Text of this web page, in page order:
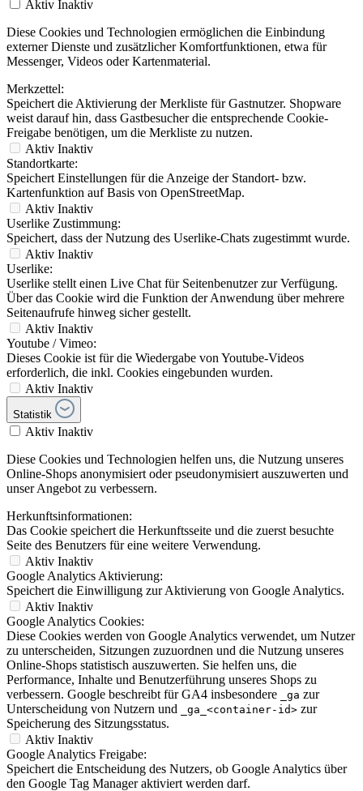
Aktiv Inaktiv
Diese Cookies und Technologien ermöglichen die Einbindung
externer Dienste und zusätzlicher Komfortfunktionen, etwa für
Messenger, Videos oder Kartenmaterial.
Merkzettel:
Speichert die Aktivierung der Merkliste für Gastnutzer. Shopware
weist darauf hin, dass Gastbesucher die entsprechende Cookie-
Freigabe benötigen, um die Merkliste zu nutzen.
Aktiv Inaktiv
Standortkarte:
Speichert Einstellungen für die Anzeige der Standort- bzw.
Kartenfunktion auf Basis von OpenStreetMap.
Aktiv Inaktiv
Userlike Zustimmung:
Speichert, dass der Nutzung des Userlike-Chats zugestimmt wurde.
Aktiv Inaktiv
Userlike:
Userlike stellt einen Live Chat für Seitenbenutzer zur Verfügung.
Über das Cookie wird die Funktion der Anwendung über mehrere
Seitenaufrufe hinweg sicher gestellt.
Aktiv Inaktiv
Youtube / Vimeo:
Dieses Cookie ist für die Wiedergabe von Youtube-Videos
erforderlich, die inkl. Cookies eingebunden wurden.
Aktiv Inaktiv
Statistik
Aktiv Inaktiv
Diese Cookies und Technologien helfen uns, die Nutzung unseres
Online-Shops anonymisiert oder pseudonymisiert auszuwerten und
unser Angebot zu verbessern.
Herkunftsinformationen:
Das Cookie speichert die Herkunftsseite und die zuerst besuchte
Seite des Benutzers für eine weitere Verwendung.
Aktiv Inaktiv
Google Analytics Aktivierung:
Speichert die Einwilligung zur Aktivierung von Google Analytics.
Aktiv Inaktiv
Google Analytics Cookies:
Diese Cookies werden von Google Analytics verwendet, um Nutzer
zu unterscheiden, Sitzungen zuzuordnen und die Nutzung unseres
Online-Shops statistisch auszuwerten. Sie helfen uns, die
Performance, Inhalte und Benutzerführung unseres Shops zu
verbessern. Google beschreibt für GA4 insbesondere
_ga zur
Unterscheidung von Nutzern und
_ga_<container-id> zur
Speicherung des Sitzungsstatus.
Aktiv Inaktiv
Google Analytics Freigabe:
Speichert die Entscheidung des Nutzers, ob Google Analytics über
den Google Tag Manager aktiviert werden darf.